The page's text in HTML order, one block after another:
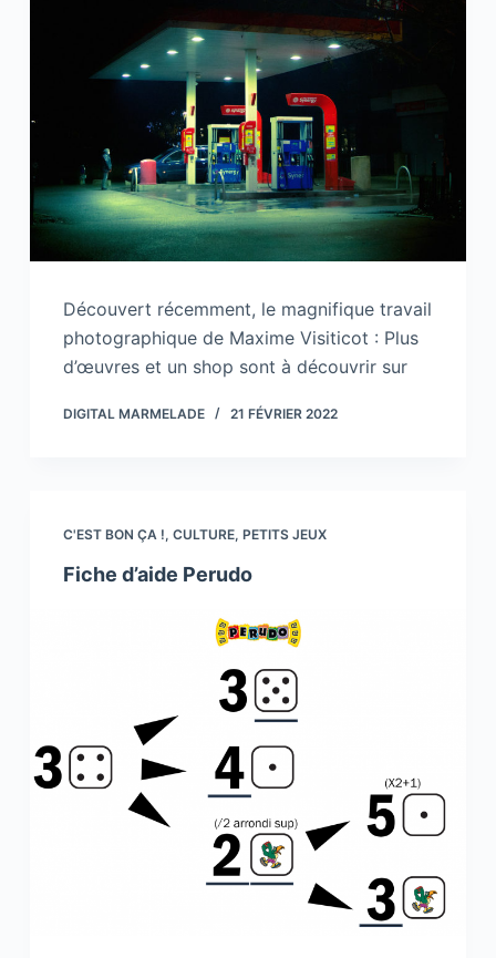
Découvert récemment, le magnifique travail
photographique de Maxime Visiticot : Plus
d’œuvres et un shop sont à découvrir sur
DIGITAL MARMELADE 21 FÉVRIER 2022
C'EST BON ÇA !, CULTURE, PETITS JEUX
Fiche d’aide Perudo